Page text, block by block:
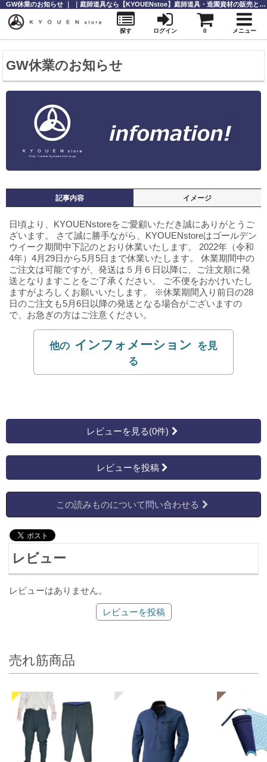
GW休業のお知らせ
記事内容 イメージ
日頃より、KYOUENstoreをご愛顧いただき誠にありがとうご
ざいます。
さて誠に勝手ながら、KYOUENstoreはゴールデン
ウイーク期間中下記のとおり休業いたします。
2022年（令和
4年）4月29日から5月5日まで休業いたします。
休業期間中の
ご注文は可能ですが、発送は５月６日以降に、ご注文順に発
送となりますことをご了承ください。 ご不便をおかけいたし
ますがよろしくお願いいたします。
※休業期間入り前日の28
日のご注文も5月6日以降の発送となる場合がございますの
で、お急ぎの方はご注意ください。
インフォメーション
レビューを見る(0件)
レビューを投稿
この読みものについて問い合わせる
レビュー
レビューはありません。
レビューを投稿
売れ筋商品
GW休業のお知らせ ｜ ｜庭師道具なら【KYOUENstoe】庭師道具・造園資材の販売と通販
探す ログイン 0 メニュー